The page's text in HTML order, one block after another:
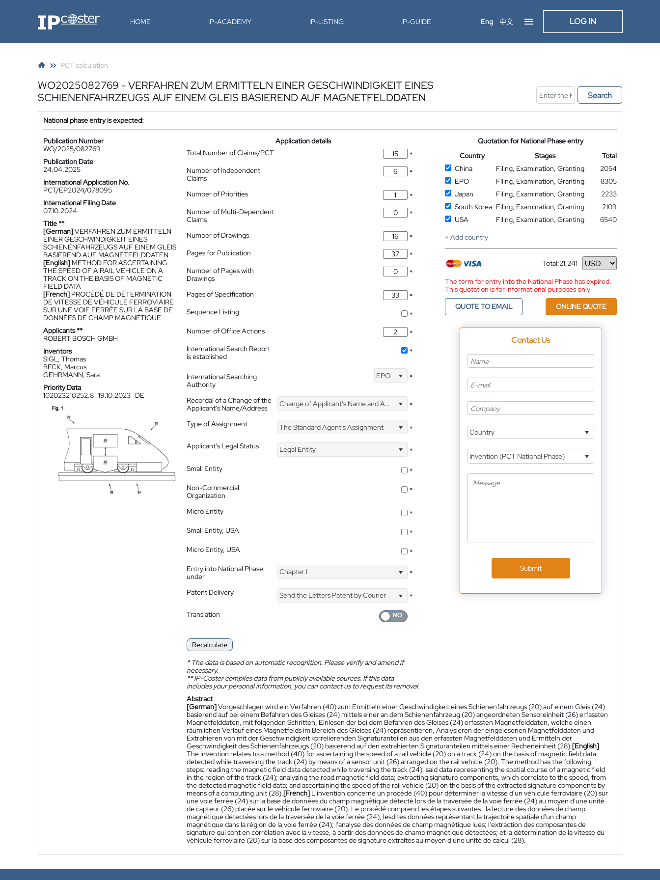
IP-Coster HOME IP-ACADEMY IP-LISTING IP-GUIDE Eng 中文 LOG IN
PCT calculation
WO2025082769 - VERFAHREN ZUM ERMITTELN EINER GESCHWINDIGKEIT EINES
SCHIENENFAHRZEUGS AUF EINEM GLEIS BASIEREND AUF MAGNETFELDDATEN
Search
National phase entry is expected:
Publication Number
WO/2025/082769
Publication Date
24.04.2025
International Application No.
PCT/EP2024/078095
International Filing Date
07.10.2024
Title **
[German]VERFAHREN ZUM ERMITTELN
EINER GESCHWINDIGKEIT EINES
SCHIENENFAHRZEUGS AUF EINEM GLEIS
BASIEREND AUF MAGNETFELDDATEN
[English] METHOD FOR ASCERTAINING
THE SPEED OF A RAIL VEHICLE ON A
TRACK ON THE BASIS OF MAGNETIC
FIELD DATA
[French] PROCÉDÉ DE DÉTERMINATION
DE VITESSE DE VÉHICULE FERROVIAIRE
SUR UNE VOIE FERRÉE SUR LA BASE DE
DONNÉES DE CHAMP MAGNÉTIQUE
Applicants **
ROBERT BOSCH GMBH
Inventors
SIGL, Thomas
BECK, Marcus
GEHRMANN, Sara
Priority Data
102023210252.8 19.10.2023 DE
Application details
Total Number of Claims/PCT
*
Number of Independent
Claims
*
Number of Priorities
*
Number of Multi-Dependent
Claims
*
Number of Drawings
*
Pages for Publication
*
Number of Pages with
Drawings
*
Pages of Specification
*
Sequence Listing
*
Number of Office Actions
*
International Search Report
is established
*
International Searching
Authority
EPO *
Recordal of a Change of the
Applicant's Name/Address
Change of Applicant's Name and Address *
Type of Assignment The Standard Agent's Assignment
*
Applicant's Legal Status
Legal Entity
*
Small Entity
*
Non-Commercial
Organization
*
Micro Entity
*
Small Entity, USA
*
Micro Entity, USA
*
Entry into National Phase
under
Chapter I *
Patent Delivery Send the Letters Patent by Courier
*
Translation
Recalculate
*The data is based on automatic recognition. Please verify and amend if
necessary.
**IP-Coster compiles data from publicly available sources. If this data
includes your personal information, you can contact us to request its removal.
Quotation for National Phase entry
Country
Stages
Total
China
Filing, Examination, Granting
2054
EPO
Filing, Examination, Granting
8305
Japan
Filing, Examination, Granting
2233
South Korea Filing, Examination, Granting
2109
USA
Filing, Examination, Granting
6540
+ Add country
Total:21,241
Currency
The term for entry into the National Phase has expired.
This quotation is for informational purposes only
QUOTE TO EMAIL
ONLINE QUOTE
Contact Us
Country
Invention (PCT National Phase)
Submit
Abstract
[German]Vorgeschlagen wird ein Verfahren (40) zum Ermitteln einer Geschwindigkeit eines Schienenfahrzeugs (20) auf einem Gleis (24)
basierend auf bei einem Befahren des Gleises (24) mittels einer an dem Schienenfahrzeug (20) angeordneten Sensoreinheit (26) erfassten
Magnetfelddaten, mit folgenden Schritten, Einlesen der bei dem Befahren des Gleises (24) erfassten Magnetfelddaten, welche einen
räumlichen Verlauf eines Magnetfelds im Bereich des Gleises (24) repräsentieren, Analysieren der eingelesenen Magnetfelddaten und
Extrahieren von mit der Geschwindigkeit korrelierenden Signaturanteilen aus den erfassten Magnetfelddaten und Ermitteln der
Geschwindigkeit des Schienenfahrzeugs (20) basierend auf den extrahierten Signaturanteilen mittels einer Recheneinheit (28).[English]
The invention relates to a method (40) for ascertaining the speed of a rail vehicle (20) on a track (24) on the basis of magnetic field data
detected while traversing the track (24) by means of a sensor unit (26) arranged on the rail vehicle (20). The method has the following
steps: reading the magnetic field data detected while traversing the track (24), said data representing the spatial course of a magnetic field
in the region of the track (24); analyzing the read magnetic field data; extracting signature components, which correlate to the speed, from
the detected magnetic field data; and ascertaining the speed of the rail vehicle (20) on the basis of the extracted signature components by
means of a computing unit (28).[French] L'invention concerne un procédé (40) pour déterminer la vitesse d'un véhicule ferroviaire (20) sur
une voie ferrée (24) sur la base de données du champ magnétique détecté lors de la traversée de la voie ferrée (24) au moyen d'une unité
de capteur (26) placée sur le véhicule ferroviaire (20). Le procédé comprend les étapes suivantes : la lecture des données de champ
magnétique détectées lors de la traversée de la voie ferrée (24), lesdites données représentant la trajectoire spatiale d'un champ
magnétique dans la région de la voie ferrée (24); l'analyse des données de champ magnétique lues; l'extraction des composantes de
signature qui sont en corrélation avec la vitesse, à partir des données de champ magnétique détectées; et la détermination de la vitesse du
véhicule ferroviaire (20) sur la base des composantes de signature extraites au moyen d'une unité de calcul (28).